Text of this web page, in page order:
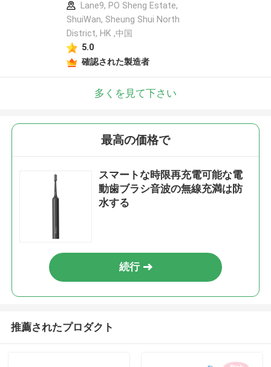
Lane9, PO Sheng Estate,
ShuiWan, Sheung Shui North
District, HK ,中国
5.0
確認された製造者
多くを見て下さい
最高の価格で
スマートな時限再充電可能な電
動歯ブラシ音波の無線充満は防
水する
続行
推薦されたプロダクト